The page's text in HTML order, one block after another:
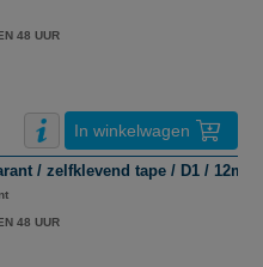
48 UUR
In winkelwagen
/ zelfklevend tape / D1 /
48 UUR